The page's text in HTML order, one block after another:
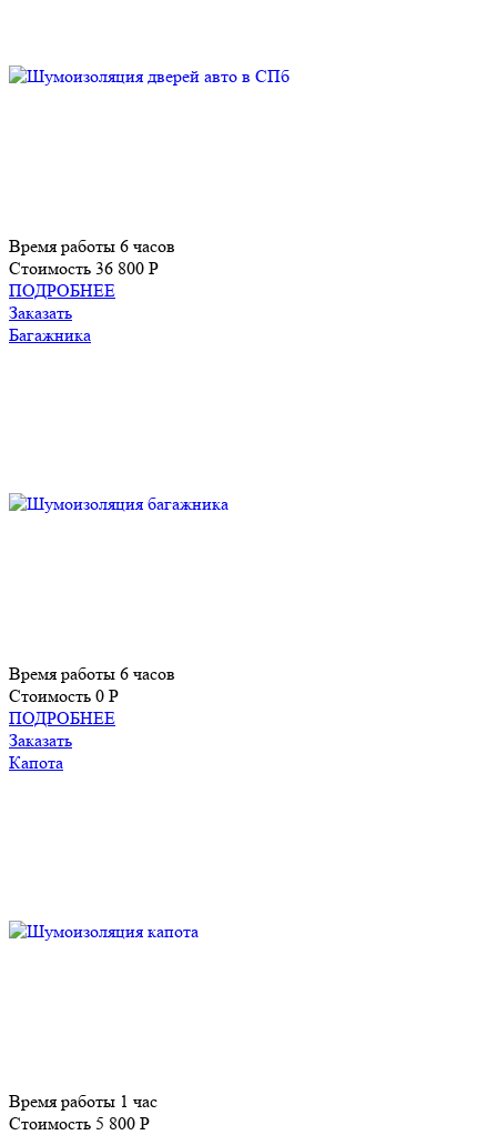
Время работы 6 часов
Стоимость 36 800 P
ПОДРОБНЕЕ
Заказать
Багажника
Время работы 6 часов
Стоимость 0 P
ПОДРОБНЕЕ
Заказать
Капота
Время работы 1 час
Стоимость 5 800 P